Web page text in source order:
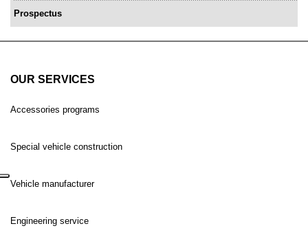
Prospectus
OUR SERVICES
Accessories programs
Special vehicle construction
Vehicle manufacturer
Engineering service